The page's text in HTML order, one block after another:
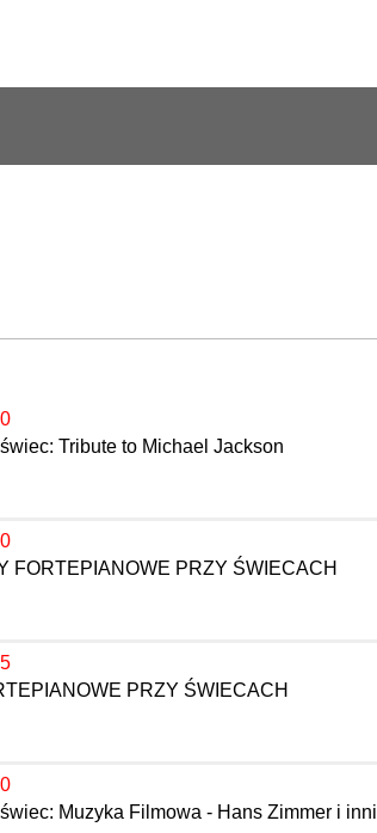
Tribute to Michael Jackson
FORTEPIANOWE PRZY ŚWIECACH
PRZY ŚWIECACH
Muzyka Filmowa - Hans Zimmer i inni